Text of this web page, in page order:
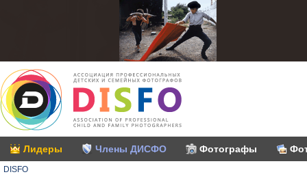
Лидеры Члены ДИСФО Фотографы
DISFO